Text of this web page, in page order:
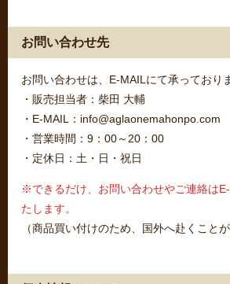
お問い合わせ先
お問い合わせは、E-MAILにて承っており
・販売担当者：柴田 大輔
・E-MAIL：info@aglaonemahonpo.com
・営業時間：9：00～20：00
・定休日：土・日・祝日
※できるだけ、お問い合わせやご連絡は
たします。
（商品買い付けのため、国外へ赴くことが